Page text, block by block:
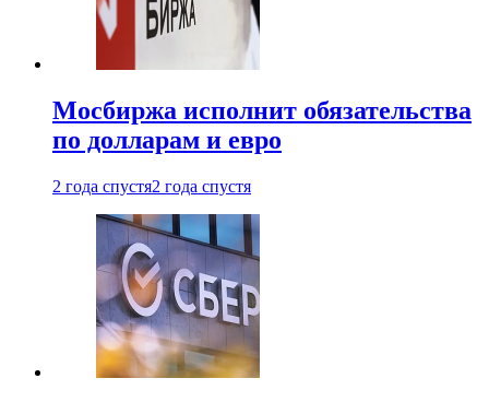
Мосбиржа исполнит обязательства
по долларам и евро
2 года спустя2 года спустя